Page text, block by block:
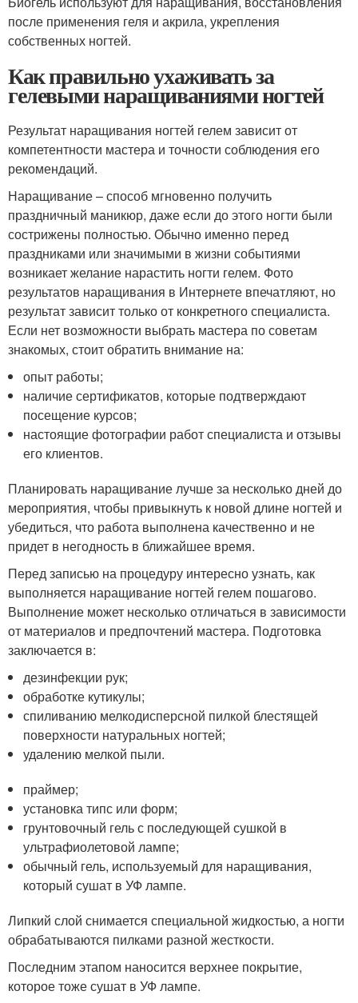
после применения геля и акрила, укрепления
собственных ногтей.
Как правильно ухаживать за
гелевыми наращиваниями ногтей
Результат наращивания ногтей гелем зависит от
компетентности мастера и точности соблюдения его
рекомендаций.
Наращивание – способ мгновенно получить
праздничный маникюр, даже если до этого ногти были
сострижены полностью. Обычно именно перед
праздниками или значимыми в жизни событиями
возникает желание нарастить ногти гелем. Фото
результатов наращивания в Интернете впечатляют, но
результат зависит только от конкретного специалиста.
Если нет возможности выбрать мастера по советам
знакомых, стоит обратить внимание на:
опыт работы;
наличие сертификатов, которые подтверждают
посещение курсов;
настоящие фотографии работ специалиста и отзывы
его клиентов.
Планировать наращивание лучше за несколько дней до
мероприятия, чтобы привыкнуть к новой длине ногтей и
убедиться, что работа выполнена качественно и не
придет в негодность в ближайшее время.
Перед записью на процедуру интересно узнать, как
выполняется наращивание ногтей гелем пошагово.
Выполнение может несколько отличаться в зависимости
от материалов и предпочтений мастера. Подготовка
заключается в:
дезинфекции рук;
обработке кутикулы;
спиливанию мелкодисперсной пилкой блестящей
поверхности натуральных ногтей;
удалению мелкой пыли.
праймер;
установка типс или форм;
грунтовочный гель с последующей сушкой в
ультрафиолетовой лампе;
обычный гель, используемый для наращивания,
который сушат в УФ лампе.
Липкий слой снимается специальной жидкостью, а ногти
обрабатываются пилками разной жесткости.
Последним этапом наносится верхнее покрытие,
которое тоже сушат в УФ лампе.